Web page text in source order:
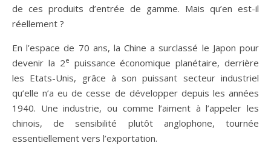
de ces produits d’entrée de gamme. Mais qu’en est-il
réellement ?
En l’espace de 70 ans, la Chine a surclassé le Japon pour
devenir la 2e puissance économique planétaire, derrière
les Etats-Unis, grâce à son puissant secteur industriel
qu’elle n’a eu de cesse de développer depuis les années
1940. Une industrie, ou comme l’aiment à l’appeler les
chinois, de sensibilité plutôt anglophone, tournée
essentiellement vers l’exportation.